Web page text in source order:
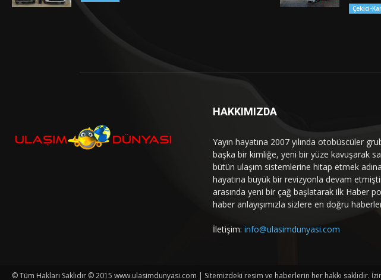
Çekici-
HAKKIMIZDA
Yayın hayatına 2007 yılında otobüscüler
başka bir kimliğe, yeni bir yüze kavuşarak
bütün ulaşım sistemlerine hitap etmek adına
hayatına büyük bir revizyonla devam
arasında yeni bir çağ başlatarak ilk Haber
haber anlayışımızla sizlere en doğru
İletişim: info@ulasimdunyasi.com
© Tüm Hakları Saklıdır © 2015 www.ulasimdunyasi.com | Sitemizdeki resim ve haberlerin her hakkı saklıdır.